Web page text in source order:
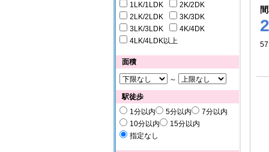
1LK/1LDK
2K/2DK
2LK/2LDK
3K/3DK
3LK/3LDK
4K/4DK
4LK/4LDK以上
面積
～
駅徒歩
1分以内
5分以内
7分以内
10分以内
15分以内
指定なし